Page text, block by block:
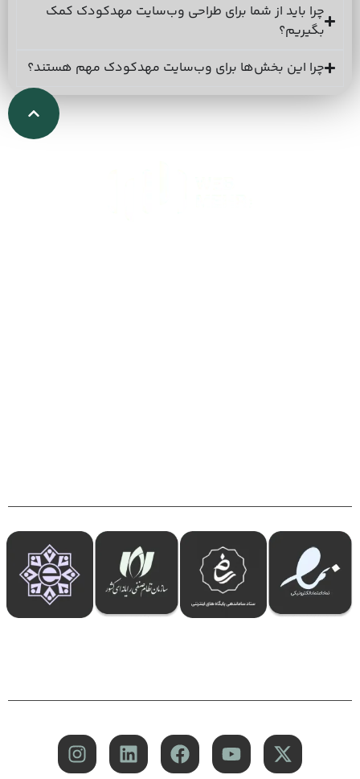
چرا باید از شما برای طراحی وب‌سایت مهدکودک کمک
بگیریم؟
چرا این بخش‌ها برای وب‌سایت مهدکودک مهم هستند؟